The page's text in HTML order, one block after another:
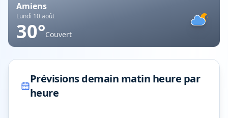
Amiens
Lundi 10 août
30°Couvert
Prévisions demain matin heure par
heure